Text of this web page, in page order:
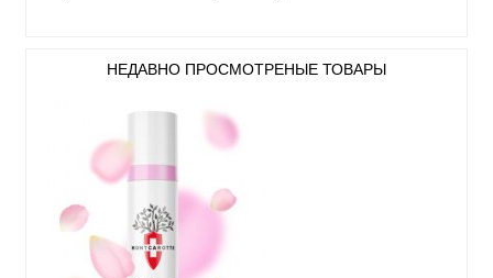
НЕДАВНО ПРОСМОТРЕНЫЕ ТОВАРЫ